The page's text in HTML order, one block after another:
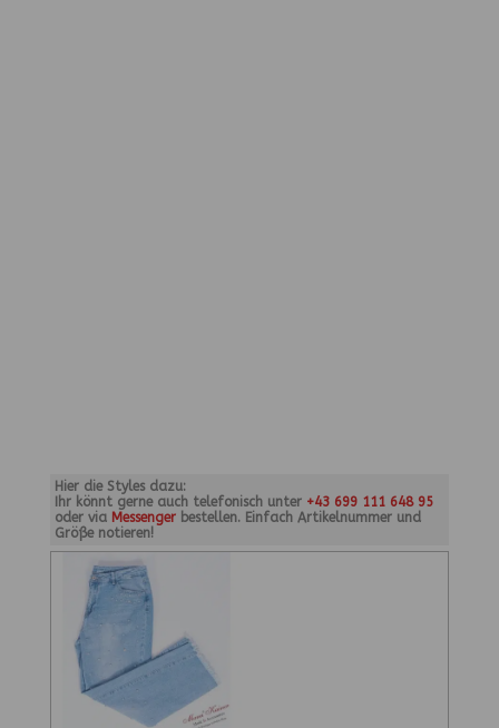
Hier die Styles dazu:
Ihr könnt gerne auch telefonisch unter +43 699 111 648 95
oder via Messengerbestellen. Einfach Artikelnummer und
Größe notieren!